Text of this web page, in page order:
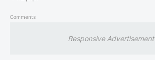
Comments
Responsive Advertisement